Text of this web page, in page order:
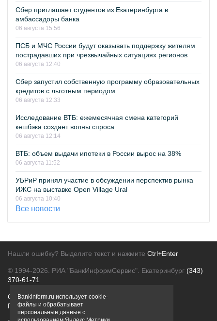
Сбер приглашает студентов из Екатеринбурга в
амбассадоры банка
06 августа 15:56
ПСБ и МЧС России будут оказывать поддержку жителям
пострадавших при чрезвычайных ситуациях регионов
06 августа 12:40
Сбер запустил собственную программу образовательных
кредитов с льготным периодом
06 августа 12:33
Исследование ВТБ: ежемесячная смена категорий
кешбэка создает волны спроса
06 августа 12:14
ВТБ: объем выдачи ипотеки в России вырос на 38%
06 августа 11:52
УБРиР принял участие в обсуждении перспектив рынка
ИЖС на выставке Open Village Ural
06 августа 10:40
Все новости
Нашли ошибку? Выделите текст и нажмите Ctrl+Enter
© 1994-2026. РИА "БанкИнформСервис". Екатеринбург (343)
370-61-71
О проектеПолитика конфиденциальности
Правовая информацияДля рекламодателей
Bankinform.ru использует cookie-
файлы и обрабатывает
персональные данные с